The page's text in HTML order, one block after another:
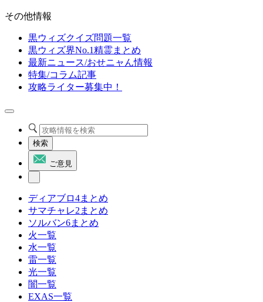
その他情報
黒ウィズクイズ問題一覧
黒ウィズ界No.1精霊まとめ
最新ニュース/おせニャん情報
特集/コラム記事
攻略ライター募集中！
検索
ご意見
ディアブロ4まとめ
サマチャレ2まとめ
ソルバン6まとめ
火一覧
水一覧
雷一覧
光一覧
闇一覧
EXAS一覧